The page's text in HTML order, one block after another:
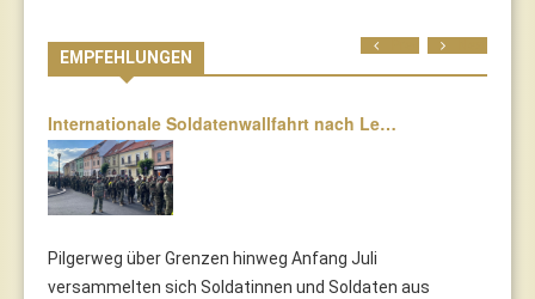
EMPFEHLUNGEN
Internationale Soldatenwallfahrt nach Le…
Pilgerweg über Grenzen hinweg Anfang Juli
versammelten sich Soldatinnen und Soldaten aus